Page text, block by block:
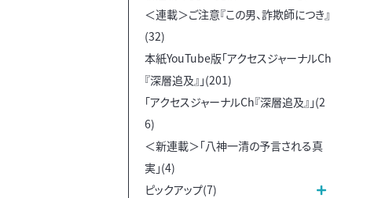
＜連載＞ご注意『この男、詐欺師につき』
(32)
本紙YouTube版「アクセスジャーナルCh
『深層追及』」(201)
「アクセスジャーナルCh『深層追及』」(2
6)
＜新連載＞「八神一清の予言される真
実」(4)
ピックアップ(7)